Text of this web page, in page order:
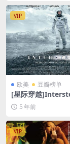
缩包（含解压密码
VIP
欧美 豆瓣榜单
[星际穿越
4)[百度网盘+迅雷
80P超清未删减
[中英字幕]
5 年前
VIP